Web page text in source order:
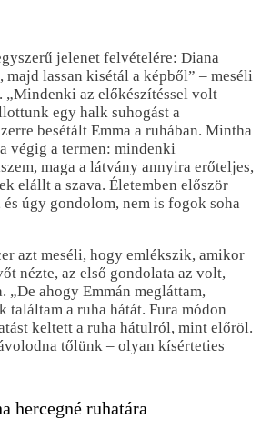
jelenet felvételére: Diana
majd lassan kisétál a képből” – meséli
„Mindenki az előkészítéssel volt
egy halk suhogást a
besétált Emma a ruhában. Mintha
végig a termen: mindenki
maga a látvány annyira erőteljes,
elállt a szava. Életemben először
úgy gondolom, nem is fogok soha
azt meséli, hogy emlékszik, amikor
nézte, az első gondolata az volt,
„De ahogy Emmán megláttam,
találtam a ruha hátát. Fura módon
keltett a ruha hátulról, mint előröl.
tőlünk – olyan kísérteties
hercegné ruhatára